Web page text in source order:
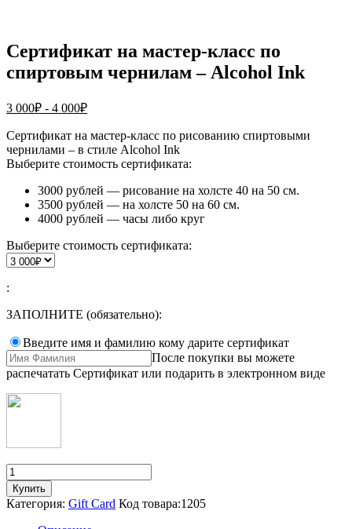
Сертификат на мастер-класс по
спиртовым чернилам – Alcohol Ink
3 000₽ - 4 000₽
Сертификат на мастер-класс по рисованию спиртовыми
чернилами – в стиле Alcohol Ink
Выберите стоимость сертификата:
3000 рублей — рисование на холсте 40 на 50 см.
3500 рублей — на холсте 50 на 60 см.
4000 рублей — часы либо круг
Выберите стоимость сертификата:
:
ЗАПОЛНИТЕ (обязательно):
Введите имя и фамилию кому дарите сертификат
После покупки вы можете
распечатать Сертификат или подарить в электронном виде
Количество
товара
Сертификат
на
мастер-
Купить
Категория: Gift Card Код товара:1205